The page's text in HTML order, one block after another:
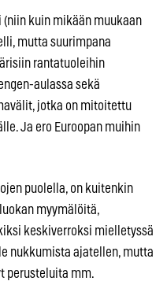
(niin kuin mikään muukaan
mutta suurimpana
rantatuoleihin
aulassa sekä
jotka on mitoitettu
Ja ero Euroopan muihin
puolella, on kuitenkin
myymälöitä,
keskiverroksi mielletyssä
nukkumista ajatellen, mutta
perusteluita mm.